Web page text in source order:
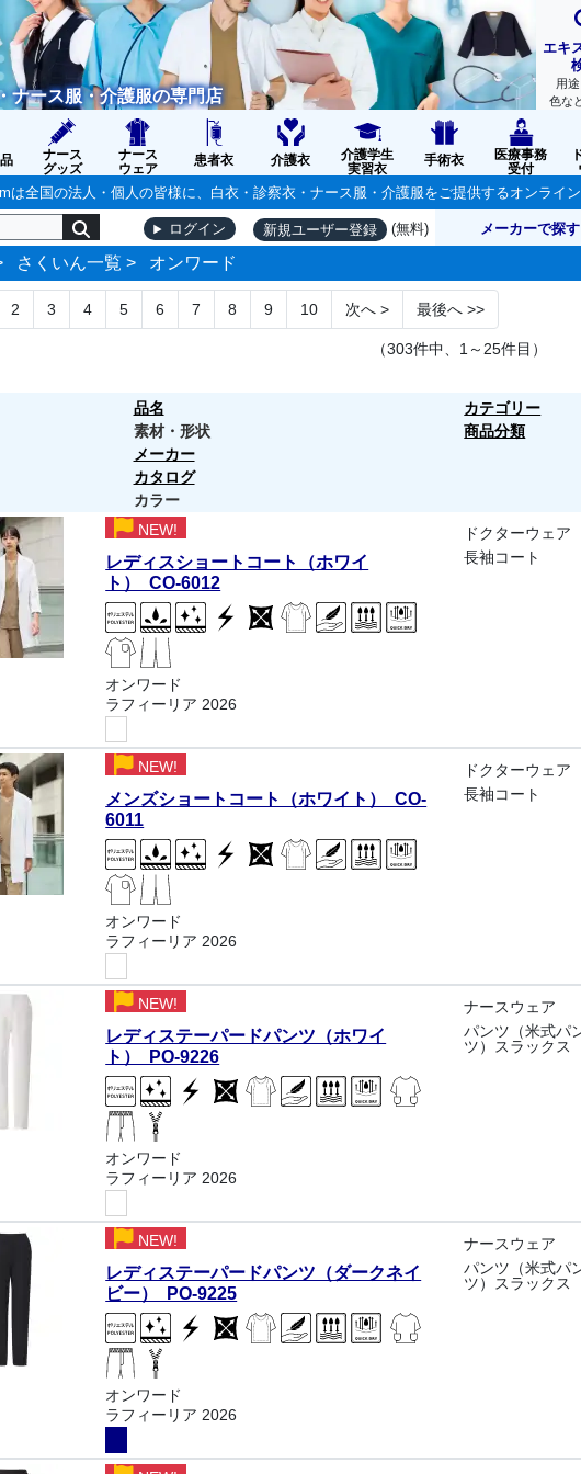
ナース服・介護服の専門店
エキ
用
色な
ナース
グッズ
ナース
ウェア
患者衣 介護衣
介護学生
実習衣
手術衣
医療事務
受付
は全国の法人・個人の皆様に、白衣・診察衣・ナース服・介護服をご提供するオンライ
ログイン 新規ユーザー登録 (無料) メーカーで探す
さくいん一覧 > オンワード
2 3 4 5 6 7 8 9 10 次へ> 最後へ>>
（303件中、1～25件目）
品名
素材・形状
メーカー
カタログ
カラー
カテゴリー
商品分類
NEW!
レディスショートコート（ホワイ
ト） CO-6012
オンワード
ラフィーリア 2026
ドクターウェア
長袖コート
NEW!
メンズショートコート（ホワイト） CO-
6011
オンワード
ラフィーリア 2026
ドクターウェア
長袖コート
NEW!
レディステーパードパンツ（ホワイ
ト） PO-9226
オンワード
ラフィーリア 2026
ナースウェア
パンツ（米式パ
ツ）スラックス
NEW!
レディステーパードパンツ（ダークネイ
ビー） PO-9225
オンワード
ラフィーリア 2026
ナースウェア
パンツ（米式パ
ツ）スラックス